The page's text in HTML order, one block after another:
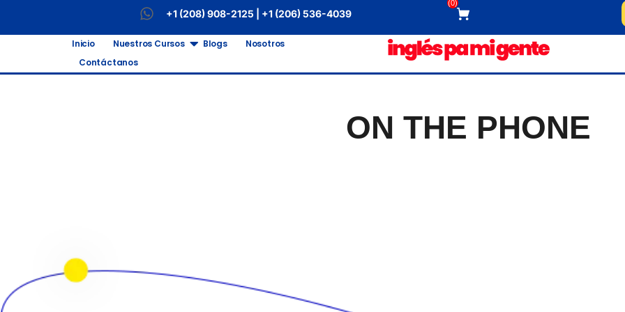
+1 (208) 908-2125 | +1 (206) 536-4039
(0)
Inicio Nuestros Cursos Blogs
Nosotros
Contáctanos
ON THE PHONE